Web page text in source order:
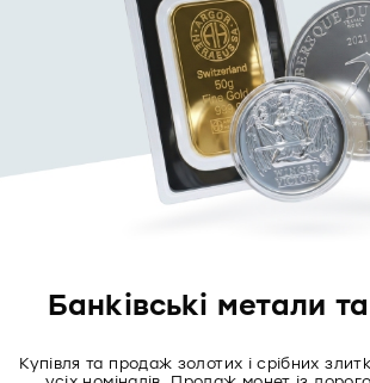
Банківські метали
Купівля та продаж золотих і срібних